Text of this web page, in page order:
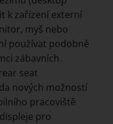
k zařízení externí
myš nebo
používat podobně
zábavních
seat
nových možností
pracoviště
pro